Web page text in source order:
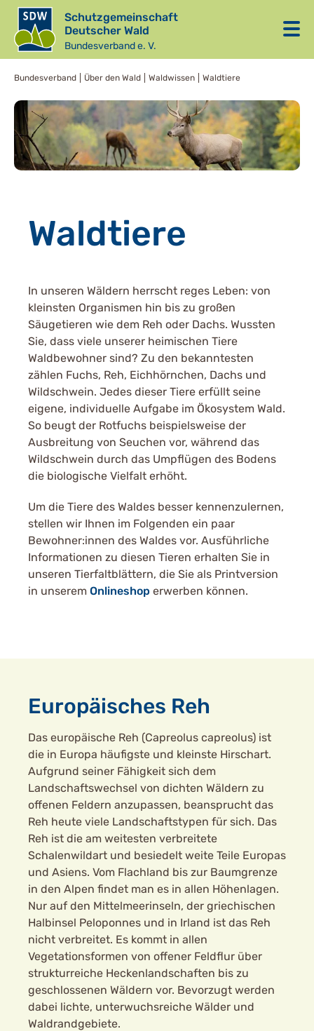
Schutzgemeinschaft
Deutscher Wald
Bundesverband e. V.
Bundesverband Über den Wald Waldwissen Waldtiere
Waldtiere
In unseren Wäldern herrscht reges Leben: von
kleinsten Organismen hin bis zu großen
Säugetieren wie dem Reh oder Dachs. Wussten
Sie, dass viele unserer heimischen Tiere
Waldbewohner sind? Zu den bekanntesten
zählen Fuchs, Reh, Eichhörnchen, Dachs und
Wildschwein. Jedes dieser Tiere erfüllt seine
eigene, individuelle Aufgabe im Ökosystem Wald.
So beugt der Rotfuchs beispielsweise der
Ausbreitung von Seuchen vor, während das
Wildschwein durch das Umpflügen des Bodens
die biologische Vielfalt erhöht.
Um die Tiere des Waldes besser kennenzulernen,
stellen wir Ihnen im Folgenden ein paar
Bewohner:innen des Waldes vor. Ausführliche
Informationen zu diesen Tieren erhalten Sie in
unseren Tierfaltblättern, die Sie als Printversion
in unserem Onlineshop erwerben können.
Europäisches Reh
Das europäische Reh (Capreolus capreolus) ist
die in Europa häufigste und kleinste Hirschart.
Aufgrund seiner Fähigkeit sich dem
Landschaftswechsel von dichten Wäldern zu
offenen Feldern anzupassen, beansprucht das
Reh heute viele Landschaftstypen für sich. Das
Reh ist die am weitesten verbreitete
Schalenwildart und besiedelt weite Teile Europas
und Asiens. Vom Flachland bis zur Baumgrenze
in den Alpen findet man es in allen Höhenlagen.
Nur auf den Mittelmeerinseln, der griechischen
Halbinsel Peloponnes und in Irland ist das Reh
nicht verbreitet. Es kommt in allen
Vegetationsformen von offener Feldflur über
strukturreiche Heckenlandschaften bis zu
geschlossenen Wäldern vor. Bevorzugt werden
dabei lichte, unterwuchsreiche Wälder und
Waldrandgebiete.